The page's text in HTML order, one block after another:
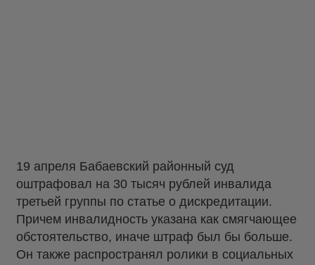
19 апреля Бабаевский районный суд
оштрафовал на 30 тысяч рублей инвалида
третьей группы по статье о дискредитации.
Причем инвалидность указана как смягчающее
обстоятельство, иначе штраф был бы больше.
Он также распространял ролики в социальных